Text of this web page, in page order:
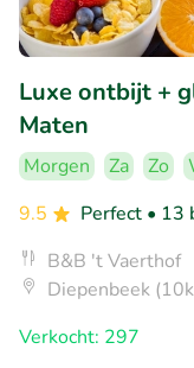
Luxe ontbijt +
Maten
Morgen Za Zo
9.5
Perfect • 13
B&B 't Vaerthof
Diepenbeek
Verkocht: 297